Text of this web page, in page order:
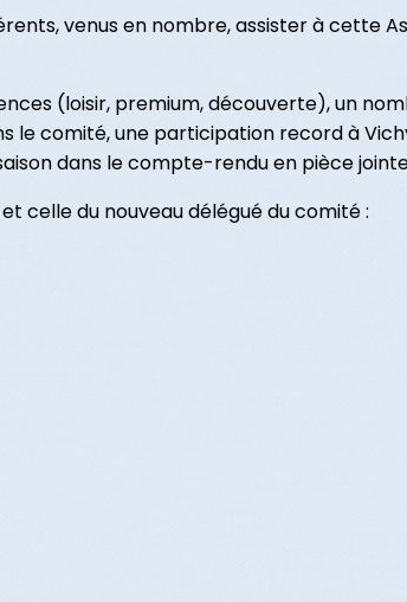
venus en nombre, assister à cette
(loisir, premium, découverte), un
le comité, une participation record à
dans le compte-rendu en pièce
celle du nouveau délégué du comité :